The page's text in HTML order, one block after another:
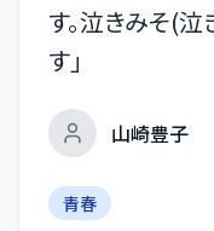
す。泣きみそ(
す」
山崎豊子
青春